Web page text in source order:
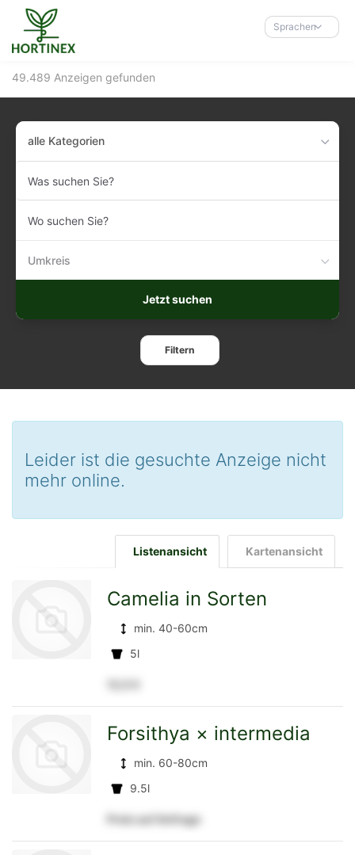
Accessibility-
Modus
aktivieren
Navigation
zum
Sprachen
49.489 Anzeigen gefunden
alle Kategorien
suchen
Sie?
suchen
Umkreis
Jetzt suchen
Filtern
Leider ist die gesuchte Anzeige nicht
mehr online.
Kartenansicht
Listenansicht
Camelia in Sorten
min. 40-60cm
5l
Forsithya × intermedia
min. 60-80cm
9.5l
Preis auf Anfrage